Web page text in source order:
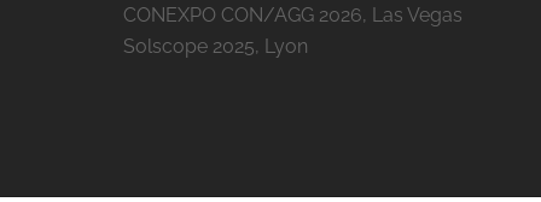
CONEXPO CON/AGG 2026, Las Vegas
Solscope 2025, Lyon